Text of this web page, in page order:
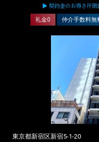
▶ 契約金のお得さ圧
礼金0 仲介手数料無
東京都新宿区新宿5-1-20